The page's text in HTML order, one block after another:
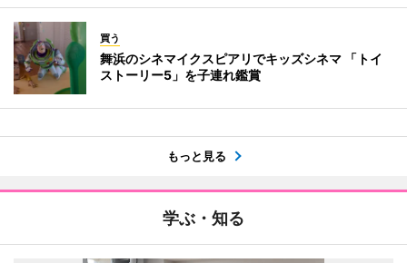
買う
舞浜のシネマイクスピアリでキッズシネマ 「トイ
ストーリー5」を子連れ鑑賞
もっと見る
学ぶ・知る